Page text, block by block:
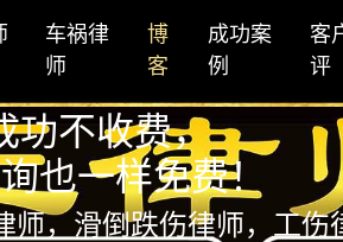
车祸律
师
博
客
成功案
例
客
评
功不收费，
也一样免费！
，滑倒跌伤律师，工伤